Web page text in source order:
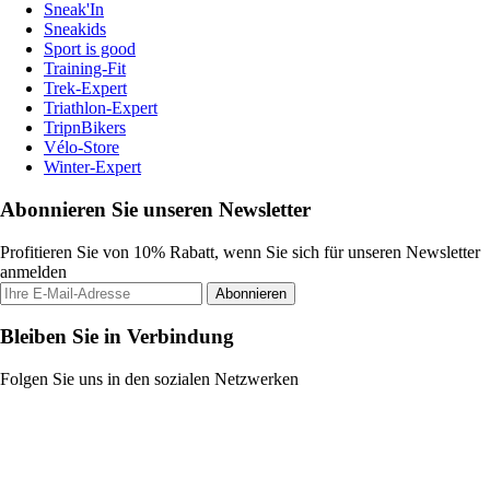
Sneak'In
Sneakids
Sport is good
Training-Fit
Trek-Expert
Triathlon-Expert
TripnBikers
Vélo-Store
Winter-Expert
Abonnieren Sie unseren Newsletter
Profitieren Sie von 10% Rabatt, wenn Sie sich für unseren Newsletter
anmelden
Abonnieren
Bleiben Sie in Verbindung
Folgen Sie uns in den sozialen Netzwerken